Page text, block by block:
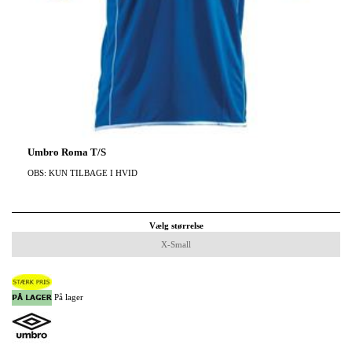
Umbro Roma T/S
OBS: KUN TILBAGE I HVID
Vælg størrelse
X-Small
På lager